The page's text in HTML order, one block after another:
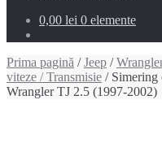
0,00 lei 0 elemente
Prima pagină /Jeep /
viteze / Transmisie / Simering
Wrangler TJ 2.5 (1997-2002)